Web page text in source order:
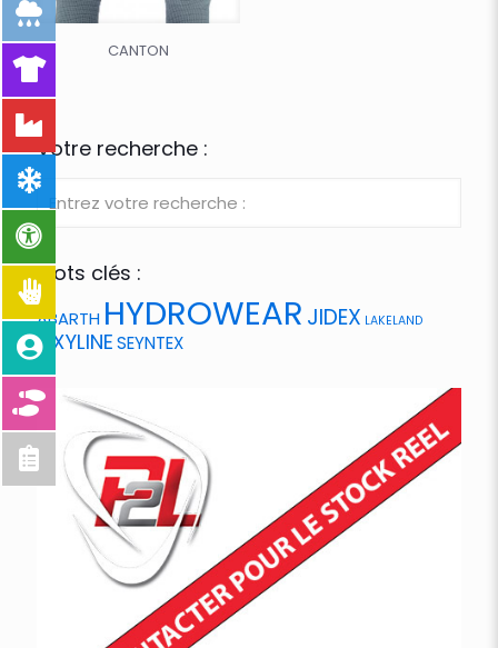
CANTON
Votre recherche :
Mots clés :
ABARTH HYDROWEAR JIDEX LAKELAND
OXYLINESEYNTEX